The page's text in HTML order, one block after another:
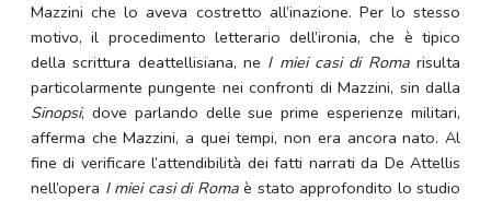
Mazzini che lo aveva costretto all’inazione. Per lo stesso
motivo, il procedimento letterario dell’ironia, che è tipico
della scrittura deattellisiana, ne I miei casi di Romarisulta
particolarmente pungente nei confronti di Mazzini, sin dalla
Sinopsi, dove parlando delle sue prime esperienze militari,
afferma che Mazzini, a quei tempi, non era ancora nato. Al
fine di verificare l’attendibilità dei fatti narrati da De Attellis
nell’opera I miei casi di Romaè stato approfondito lo studio